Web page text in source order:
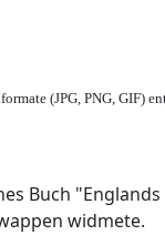
(JPG, PNG, GIF)
Buch
widmete.